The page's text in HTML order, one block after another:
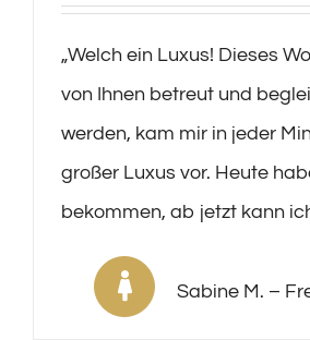
„Welch ein Luxus! Dieses
von Ihnen betreut und
werden, kam mir in jeder
großer Luxus vor. Heute
bekommen, ab jetzt kann
Sabine M. –